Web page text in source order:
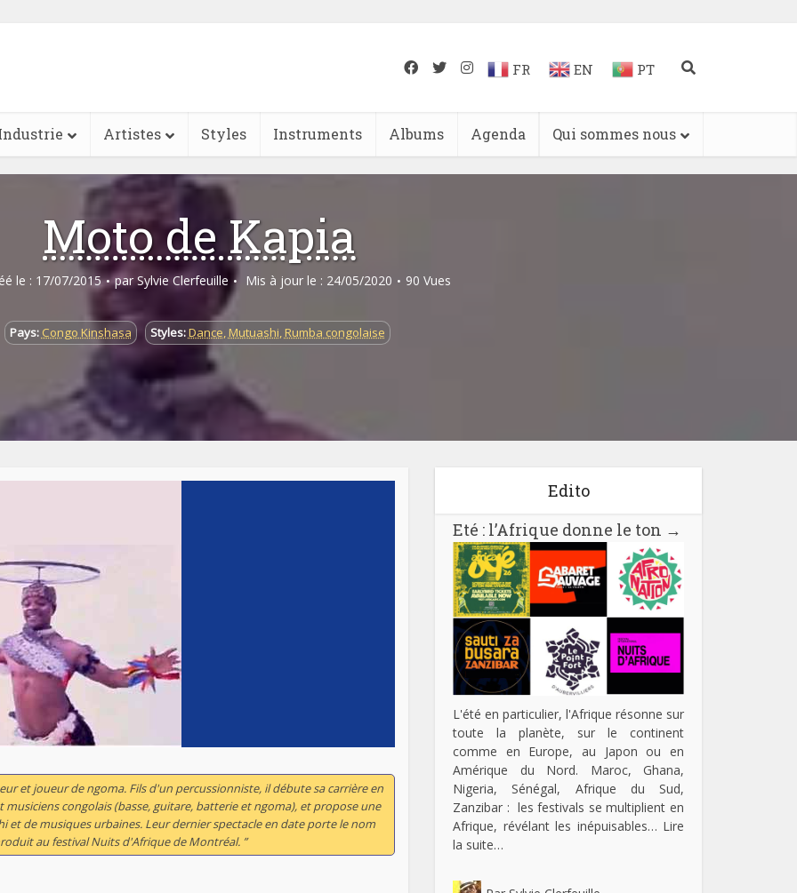
FR EN PT
Artistes Styles Instruments Albums Agenda Qui sommes nous
Moto de Kapia
le : 17/07/2015 par Sylvie Clerfeuille Mis à jour le : 24/05/2020 90 Vues
Pays: Congo Kinshasa Styles:Dance,Mutuashi, Rumba congolaise
et joueur de ngoma. Fils d'un percussionniste, il débute sa carrière en
congolais (basse, guitare, batterie et ngoma), et propose une
de musiques urbaines. Leur dernier spectacle en date porte le nom
au festival Nuits d'Afrique de Montréal. ”
Edito
Eté : l’Afrique donne le ton →
L'été en particulier, l'Afrique résonne sur
toute la planète, sur le continent
comme en Europe, au Japon ou en
Amérique du Nord. Maroc, Ghana,
Nigeria, Sénégal, Afrique du Sud,
Zanzibar : les festivals se multiplient en
Afrique, révélant les inépuisables… Lire
la suite…